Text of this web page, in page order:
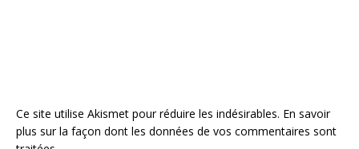
Ce site utilise Akismet pour réduire les indésirables. En savoir
plus sur la façon dont les données de vos commentaires sont